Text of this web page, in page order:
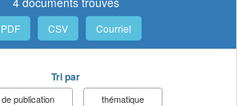
PDF CSV Courriel
Tri par
publication
thématique